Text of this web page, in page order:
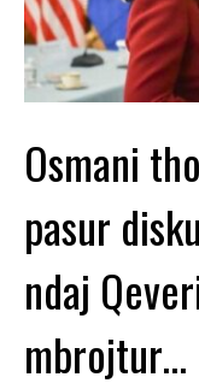
Osmani
pasur
ndaj
mbrojtur…